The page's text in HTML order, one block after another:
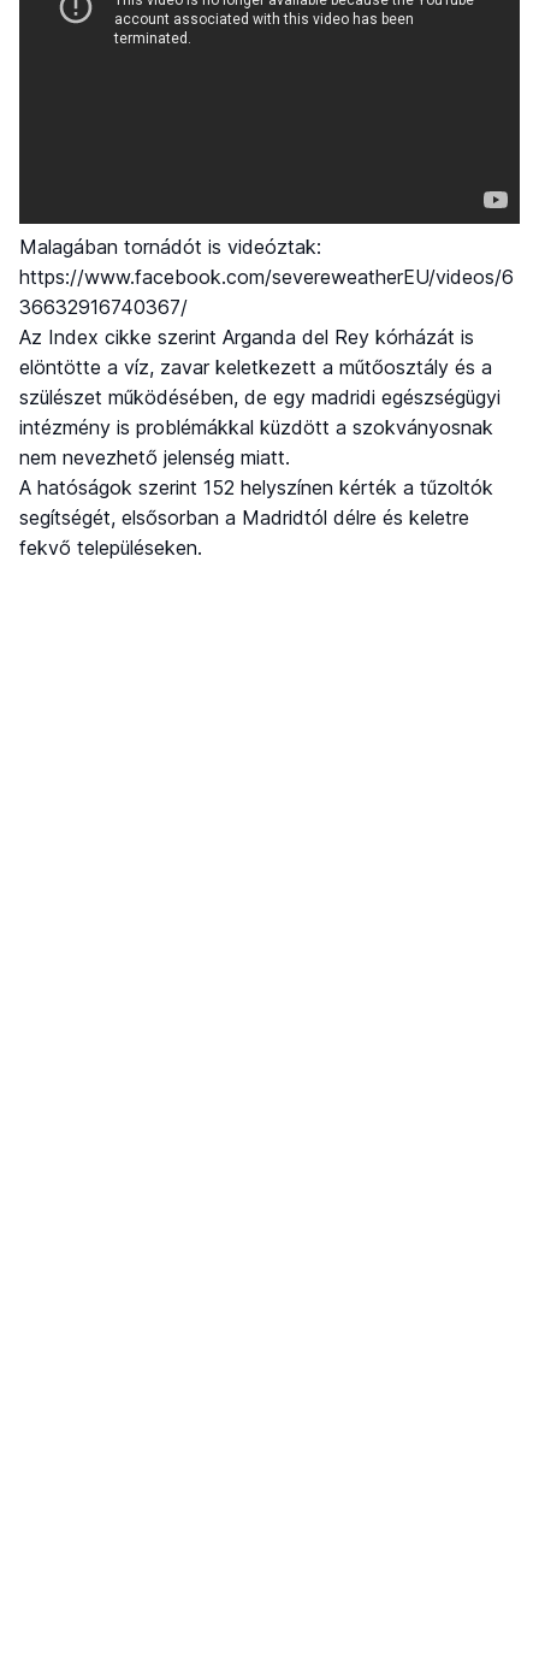
Malagában tornádót is videóztak:
https://www.facebook.com/severeweatherEU/videos/6
36632916740367/
Az Index cikke szerint Arganda del Rey kórházát is
elöntötte a víz, zavar keletkezett a műtőosztály és a
szülészet működésében, de egy madridi egészségügyi
intézmény is problémákkal küzdött a szokványosnak
nem nevezhető jelenség miatt.
A hatóságok szerint 152 helyszínen kérték a tűzoltók
segítségét, elsősorban a Madridtól délre és keletre
fekvő településeken.